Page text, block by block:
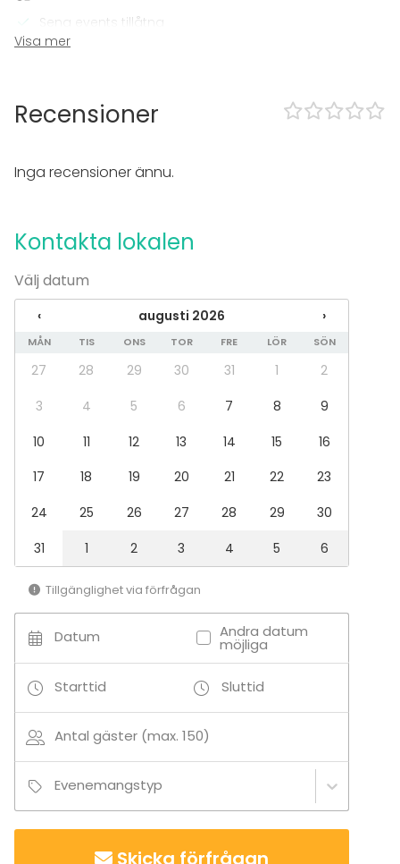
Sena events tillåtna
Högljudd musik OK
Exklusiv tillgång
Utomhusområde
Möjligheter för band
Utrustning
Servis
Handdukar
Evenemang
Fest
Middag / Lunch
Konferens
Företagsevent
Team building / Kick Off
Lokal
Anpassningsbar lokal
Lokal vid vattnet
Bar / Lounge
Aktiviteter
Utomhusaktiviteter
Båtturer / segling
Med 3 km till närmaste golfbana, massor av
Visa mer
Recensioner
Inga recensioner ännu.
Kontakta lokalen
Välj datum
‹ augusti 2026 ›
MÅN TIS ONS TOR FRE LÖR SÖN
27 28 29 30 31 1
2
3
4 5 6 7 8
9
10
11 12 13 14 15
16
17
18 19 20 21 22
23
24
25 26 27 28 29
30
31
1 2 3 4 5 6
Tillgänglighet via förfrågan
Datum Andra datum
möjliga
Starttid Sluttid
Antal gäster (max. 150)
Evenemangstyp
Skicka förfrågan